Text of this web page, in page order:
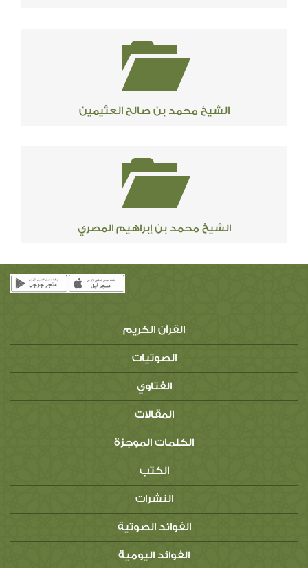
الشيخ محمد بن صالح العثيمين
الشيخ محمد بن إبراهيم المصري
القرآن الكريم
الصوتيات
الفتاوي
المقالات
الكلمات الموجزة
الكتب
النشرات
الفوائد الصوتية
الفوائد اليومية